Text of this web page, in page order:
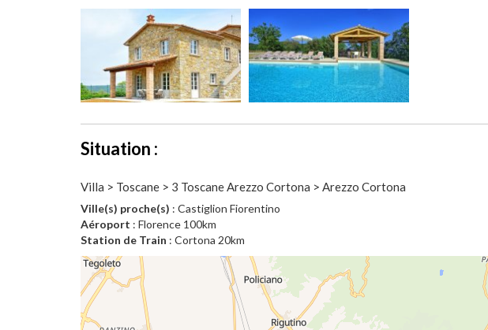
Situation :
Villa > Toscane > 3 Toscane Arezzo Cortona > Arezzo Cortona
Ville(s) proche(s) : Castiglion Fiorentino
Aéroport : Florence 100km
Station de Train : Cortona 20km